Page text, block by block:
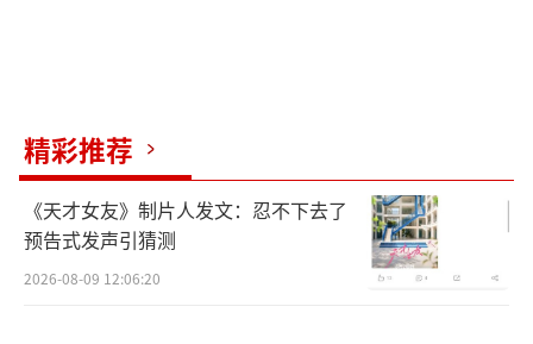
精彩推荐
《天才女友》制片人发文：忍不下去了
预告式发声引猜测
2026-08-09 12:06:20